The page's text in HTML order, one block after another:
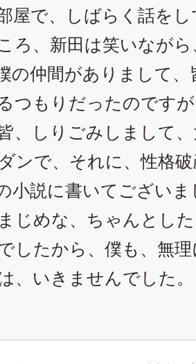
屋で、しばらく話を
ろ、新田は笑いなが
の仲間がありまして
つもりだったのです
、しりごみしまして
ンで、それに、性格
小説に書いてござい
じめな、ちゃんとし
したから、僕も、無
、いきませんでした。